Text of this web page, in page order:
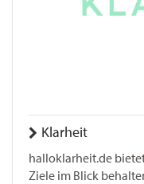
Klarheit
halloklarheit.de
Ziele im Blick